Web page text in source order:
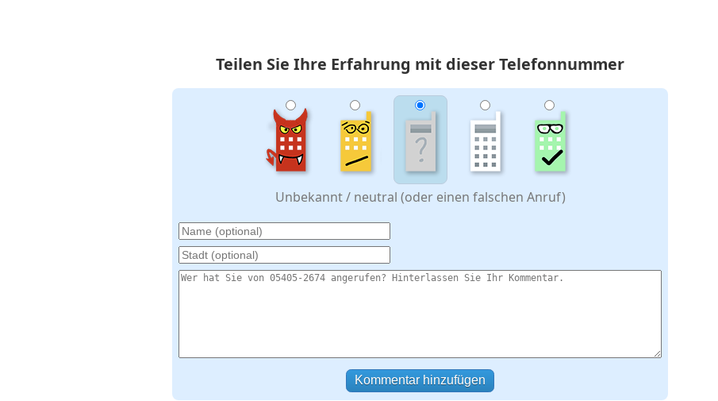
Teilen Sie Ihre Erfahrung mit dieser Telefonnummer
Unbekannt / neutral (oder einen falschen Anruf)
Kommentar hinzufügen